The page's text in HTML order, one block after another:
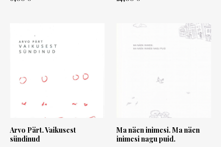
Arvo Pärt. Vaikusest
sündinud
Ma näen inimesi. Ma näen
inimesi nagu puid.